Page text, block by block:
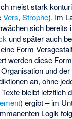
meist stark
Vers,Strophe). Im
sich
und später auch
Form
werden diese
und
an, ohne
bleibt letztlich
) ergibt – im
Logik